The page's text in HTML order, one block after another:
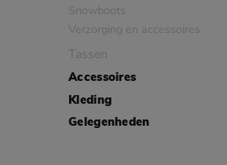
Snowboots
Verzorging en accessoires
Tassen
Accessoires
Kleding
Gelegenheden